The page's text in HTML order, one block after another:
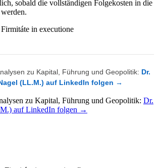
sobald die vollständigen Folgekosten in die
in executione
zu Kapital, Führung und Geopolitik: Dr.
(LL.M.) auf LinkedIn folgen →
zu Kapital, Führung und Geopolitik: Dr.
auf LinkedIn folgen →